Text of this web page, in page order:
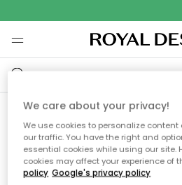
Vi hittar tyvärr
söker
We care about your privacy!
We use cookies to personalize
our traffic. You have the right and
essential cookies while using our site.
cookies may affect your experience of
policy Google's privacy policy